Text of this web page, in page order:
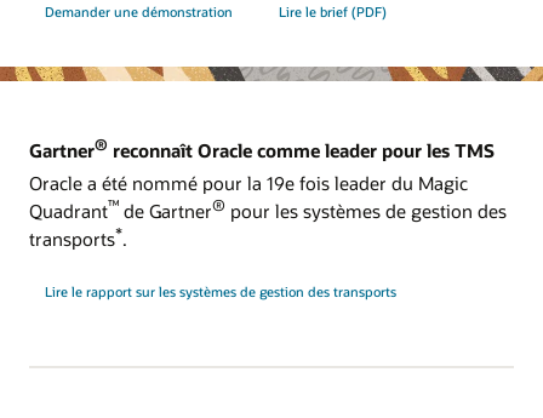
Demander une démonstration Lire le brief (PDF)
Gartner® reconnaît Oracle comme leader pour les TMS
Oracle a été nommé pour la 19e fois leader du Magic
Quadrant™ de Gartner® pour les systèmes de gestion des
transports*.
Lire le rapport sur les systèmes de gestion des transports